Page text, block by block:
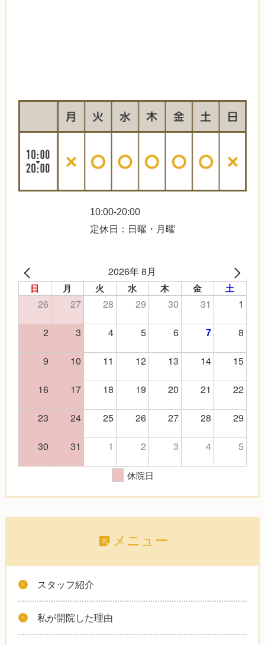
10:00-20:00
定休日：日曜・月曜
2026年 8月
日 月 火 水 木 金 土
26 27 28 29 30 31
1
2
3 4 5 6 7
8
9
10 11 12 13 14
15
16
17 18 19 20 21
22
23
24 25 26 27 28
29
30
31 1 2 3 4 5
休院日
メニュー
スタッフ紹介
私が開院した理由